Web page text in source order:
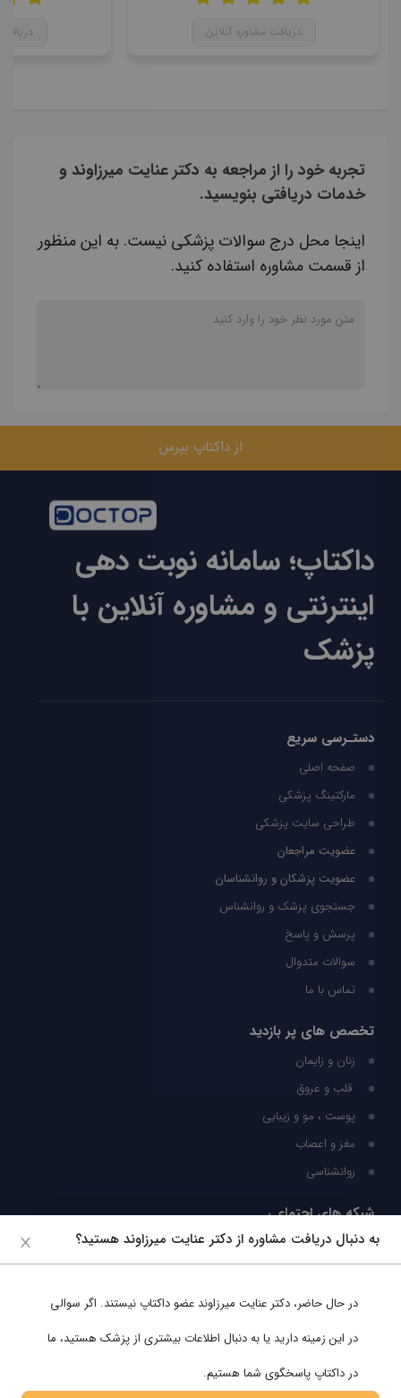
دریافت مشاوره آنلاین
تجربه خود را از مراجعه به دکتر عنایت میرزاوند و
خدمات دریافتی بنویسید.
اینجا محل درج سوالات پزشکی نیست. به این منظور
از قسمت مشاوره استفاده کنید.
از داکتاپ بپرس
داکتاپ؛ سامانه نوبت دهی
اینترنتی و مشاوره آنلاین با
پزشک
دستـرسی سریع
صفحه اصلی
مارکتینگ پزشکی
طراحی سایت پزشکی
عضویت مراجعان
عضویت پزشکان و روانشناسان
جستجوی پزشک و روانشناس
پرسش و پاسخ
سوالات متدوال
تماس با ما
تخصص های پر بازدید
زنان و زایمان
قلب و عروق
پوست ، مو و زیبایی
مغز و اعصاب
روانشناسی
شبکه های اجتماعی
ما را در شبکه های اجتماعی دنبال کنید
به دنبال دریافت مشاوره از دکتر عنایت میرزاوند هستید؟
در حال حاضر، دکتر عنایت میرزاوند عضو داکتاپ نیستند. اگر سوالی
در این زمینه دارید یا به دنبال اطلاعات بیشتری از پزشک هستید، ما
در داکتاپ پاسخگوی شما هستیم.